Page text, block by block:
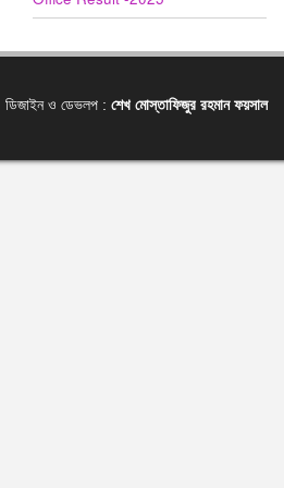
ডিজাইন ও ডেভলপ : শেখ মোস্তাফিজুর রহমান ফয়সাল